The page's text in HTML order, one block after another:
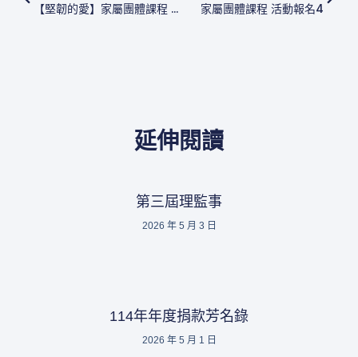
【堅韌的愛】家屬團體課程 活動報名
家屬團體課程 活動報名4
延伸閱讀
第三屆理監事
2026 年 5 月 3 日
114年年度捐款芳名錄
2026 年 5 月 1 日